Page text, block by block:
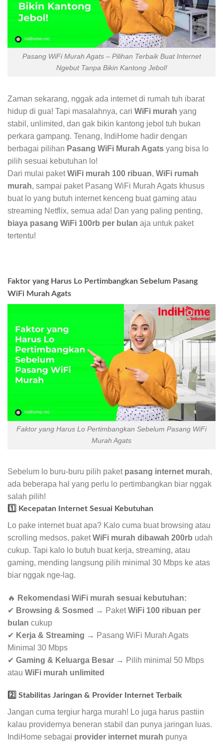
Pasang WiFi Murah Agats – Pilihan Terbaik Buat Internet
Ngebut Tanpa Bikin Kantong Jebol!
Zaman sekarang, nggak ada internet di rumah tuh ibarat
hidup di gua! Tapi masalahnya, cari WiFi murah yang
stabil, unlimited, dan gak bikin kantong jebol tuh bukan
perkara gampang. Tenang, IndiHome hadir dengan
berbagai pilihan Pasang WiFi Murah Agats yang bisa lo
pilih sesuai kebutuhan lo!
Dari mulai paketWiFi murah 100 ribuan, WiFi rumah
murah, sampai paket Pasang WiFi Murah Agats khusus
buat lo yang butuh internet kenceng buat gaming atau
streaming Netflix, semua ada! Dan yang paling penting,
biaya pasang WiFi 100rb per bulan aja untuk paket
tertentu!
Faktor yang Harus Lo Pertimbangkan Sebelum Pasang
WiFi Murah Agats
Faktor yang Harus Lo Pertimbangkan Sebelum Pasang WiFi
Murah Agats
Sebelum lo buru-buru pilih paket pasang internet murah,
ada beberapa hal yang perlu lo pertimbangkan biar nggak
salah pilih!
1️⃣ Kecepatan Internet Sesuai Kebutuhan
Lo pake internet buat apa? Kalo cuma buat browsing atau
scrolling medsos, paketWiFi murah dibawah 200rb udah
cukup. Tapi kalo lo butuh buat kerja, streaming, atau
gaming, mending langsung pilih minimal 30 Mbps ke atas
biar nggak nge-lag.
🔥 Rekomendasi WiFi murah sesuai kebutuhan:
✔ Browsing & Sosmed → PaketWiFi 100 ribuan per
bulan cukup
✔ Kerja & Streaming → Pasang WiFi Murah Agats
Minimal 30 Mbps
✔ Gaming & Keluarga Besar → Pilih minimal 50 Mbps
atau WiFi murah unlimited
2️⃣ Stabilitas Jaringan & Provider Internet Terbaik
Jangan cuma tergiur harga murah! Lo juga harus pastiin
kalau providernya beneran stabil dan punya jaringan luas.
IndiHome sebagai provider internet murah punya